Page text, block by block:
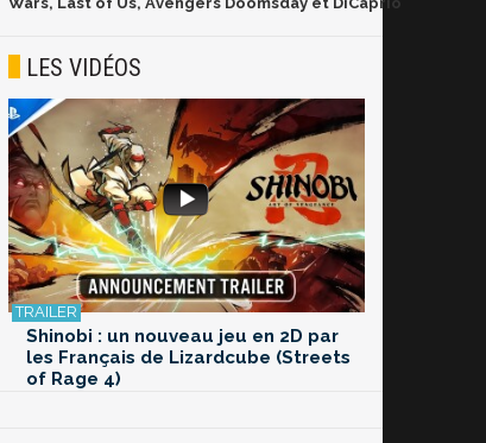
LES VIDÉOS
Shinobi : un nouveau jeu en 2D par
les Français de Lizardcube (Streets
of Rage 4)